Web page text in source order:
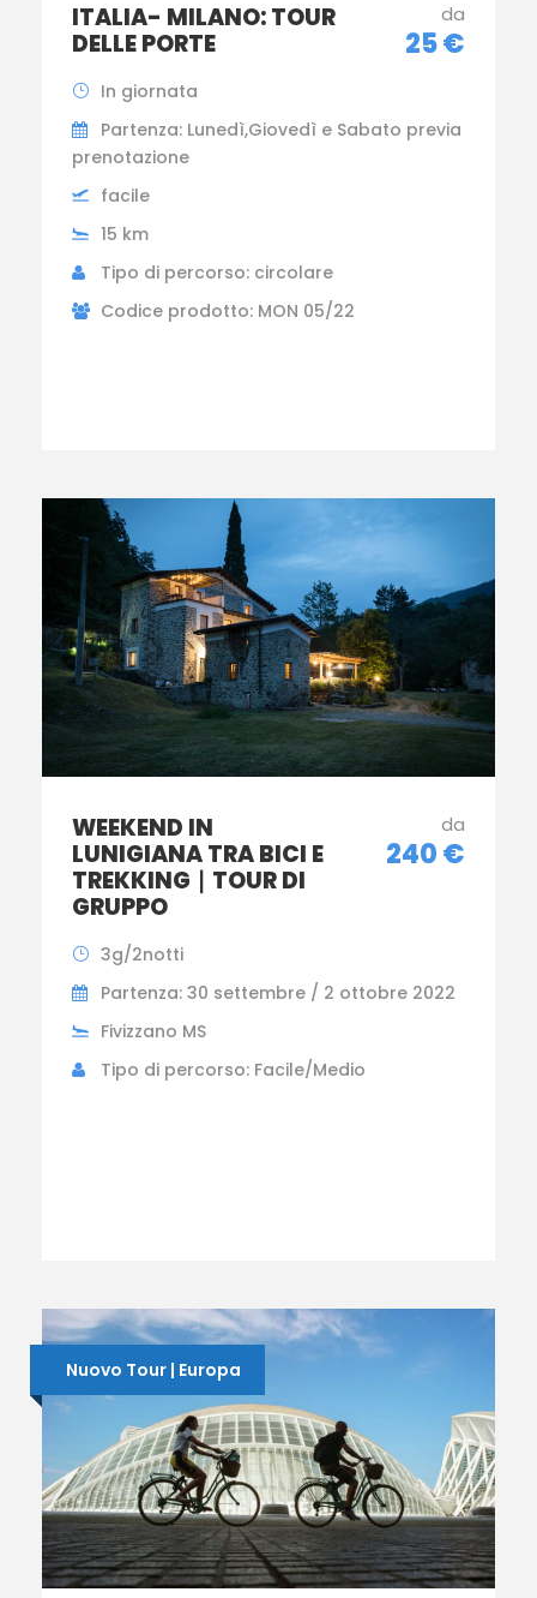
ITALIA- MILANO: TOUR
DELLE PORTE
da
25 €
In giornata
Partenza: Lunedì,Giovedì e Sabato previa
prenotazione
facile
15 km
Tipo di percorso: circolare
Codice prodotto: MON 05/22
WEEKEND IN
LUNIGIANA TRA BICI E
TREKKING ∣ TOUR DI
GRUPPO
da
240 €
3g/2notti
Partenza: 30 settembre / 2 ottobre 2022
Fivizzano MS
Tipo di percorso: Facile/Medio
Nuovo Tour | Europa